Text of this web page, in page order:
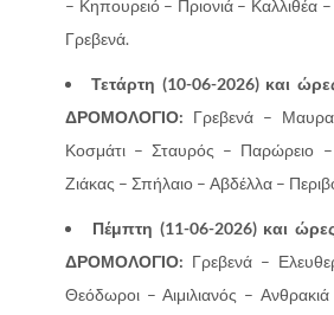
– Κηπουρειό – Πριονιά – Καλλιθέα
Γρεβενά.
Τετάρτη (10-06-2026) και
ΔΡΟΜΟΛΟΓΙΟ: Γρεβενά –
Κοσμάτι – Σταυρός – Παρώρειο
Ζιάκας – Σπήλαιο – Αβδέλλα –
Πέμπτη (11-06-2026) και
ΔΡΟΜΟΛΟΓΙΟ: Γρεβενά –
Θεόδωροι – Αιμιλιανός –